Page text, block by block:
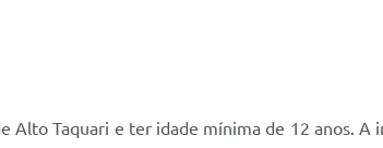
Alto Taquari e ter idade mínima de 12 anos.